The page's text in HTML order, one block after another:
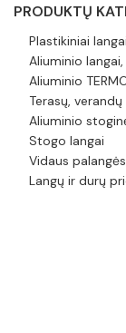
PRODUKTŲ
Plastikiniai langai
Aliuminio
Aliuminio
Terasų,
Aliuminio
Stogo langai
Vidaus palangės
Langų ir durų